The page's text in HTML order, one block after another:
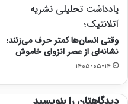
یادداشت تحلیلی نشریه
آتلانتیک؛
وقتی انسان‌ها کمتر حرف می‌زنند؛
نشانه‌ای از عصر انزوای خاموش
۱۴۰۵-۰۵-۱۴